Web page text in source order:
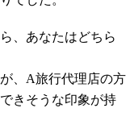
、あなたはどちら
、A旅行代理店の方
きそうな印象が持